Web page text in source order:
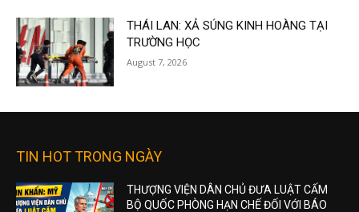
THÁI LAN: XẢ SÚNG KINH HOÀNG TẠI
TRƯỜNG HỌC
August 7, 2026
TIN HOT TRONG NGÀY
THƯỢNG VIỆN DÂN CHỦ ĐƯA LUẬT CẤM
BỘ QUỐC PHÒNG HẠN CHẾ ĐỐI VỚI BÁO